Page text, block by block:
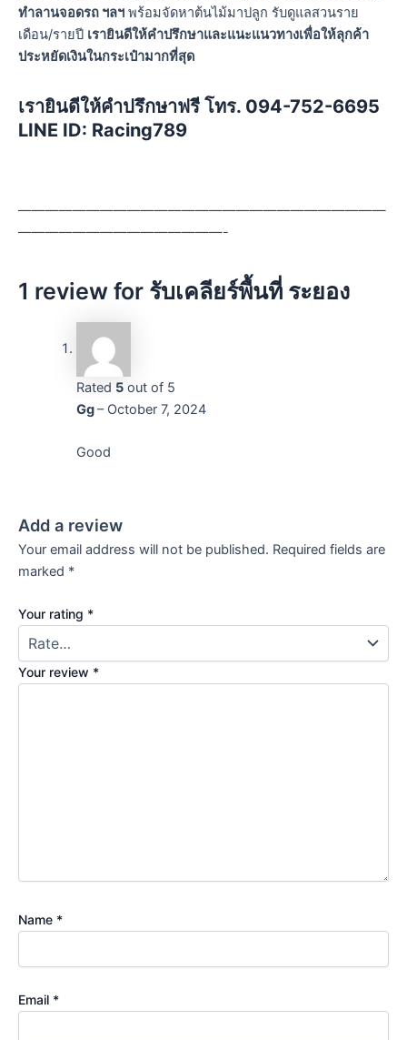
ทำลานจอดรถ ฯลฯ พร้อมจัดหาต้นไม้มาปลูก รับดูแลสวนราย
เดือน/รายปี เรายินดีให้คำปรึกษาและแนะแนวทางเพื่อให้ลุกค้า
ประหยัดเงินในกระเป๋ามากที่สุด
เรายินดีให้คำปรึกษาฟรี โทร. 094-752-6695
LINE ID: Racing789
———————————————————————————
———————————————-
1 review for รับเคลียร์พื้นที่ ระยอง
Rated 5out of 5
Gg– October 7, 2024
Good
Add a review
Your email address will not be published. Required fields are
marked *
Your rating *
Your review *
Name *
Email *